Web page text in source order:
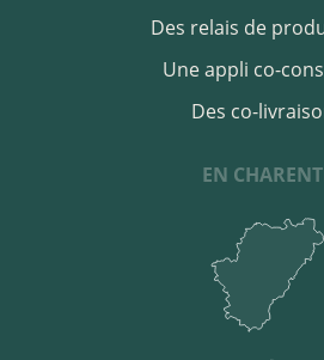
Des relais de
Des co-
Une appli co-
EN